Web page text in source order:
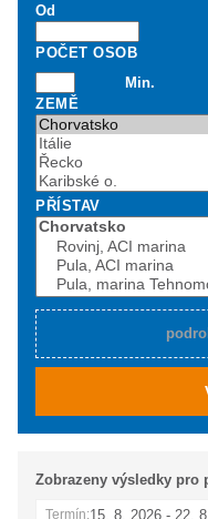
Od
POČET OSOB
Min.
ZEMĚ
PŘÍSTAV
Zobrazeny výsledky pro
Termín:15. 8. 2026 - 22.